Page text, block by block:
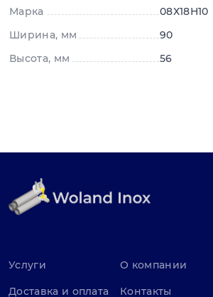
Марка
08Х18Н10
Ширина, мм
90
Высота, мм
56
Услуги
Доставка и оплата
О компании
Контакты